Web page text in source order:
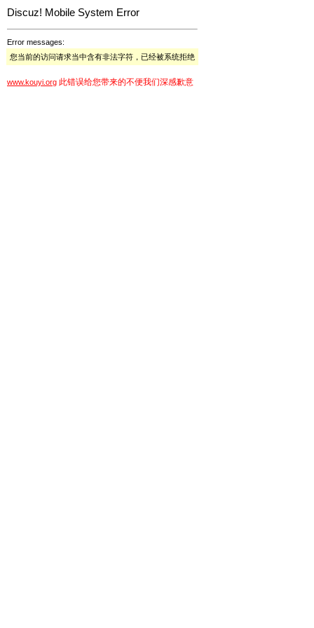
Discuz! Mobile System Error
Error messages:
您当前的访问请求当中含有非法字符，已经被系统拒绝
www.kouyi.org 此错误给您带来的不便我们深感歉意